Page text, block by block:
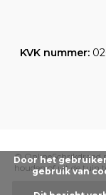
KVK nummer:
©
houden of uit de tuin
Door het
gebruik van